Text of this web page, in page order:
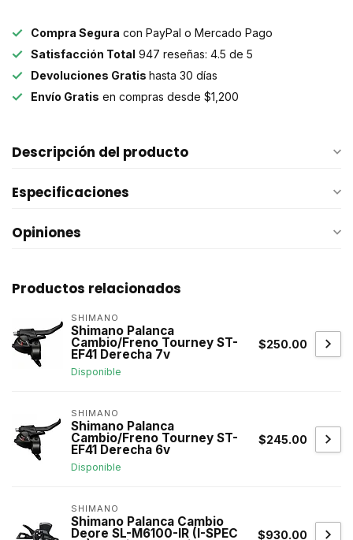
Compra Segura con PayPal o Mercado Pago
Satisfacción Total 947 reseñas: 4.5 de 5
Devoluciones Gratis hasta 30 días
Envío Gratis en compras desde $1,200
Descripción del producto
Especificaciones
Opiniones
Productos relacionados
SHIMANO
Shimano Palanca
Cambio/Freno Tourney ST-
EF41 Derecha 7v
Disponible
$250.00
SHIMANO
Shimano Palanca
Cambio/Freno Tourney ST-
EF41 Derecha 6v
Disponible
$245.00
SHIMANO
Shimano Palanca Cambio
Deore SL-M6100-IR (I-SPEC $930.00